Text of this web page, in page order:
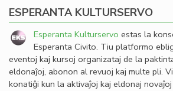
ESPERANTA KULTURSERVO
Esperanta Kulturservo estas la
Esperanta Civito. Tiu platformo
eventoj kaj kursoj organizataj de la
eldonaĵoj, abonon al revuoj kaj multe pli.
konatiĝi kun la aktivaĵoj kaj eldonaj